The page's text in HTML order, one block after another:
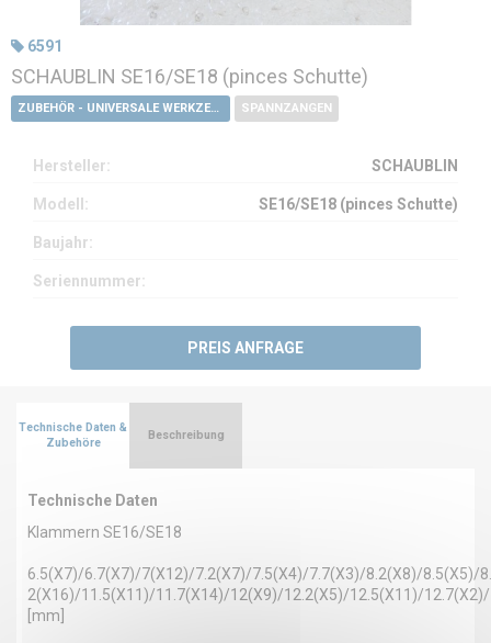
6591
SCHAUBLIN SE16/SE18 (pinces Schutte)
ZUBEHÖR - UNIVERSALE WERKZEUGE SPANNZANGEN
Hersteller: SCHAUBLIN
Modell: SE16/SE18 (pinces Schutte)
Baujahr:
Seriennummer:
PREIS ANFRAGE
Technische Daten &
Zubehöre
Technische Daten
Klammern SE16/SE18
6.5(X7)/6.7(X7)/7(X12)/7.2(X7)/7.5(X4)/7.7(X3)/8.2(X8)/
2(X16)/11.5(X11)/11.7(X14)/12(X9)/12.2(X5)/12.5(X11)/
[mm]
Beschreibung